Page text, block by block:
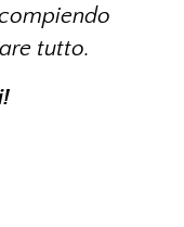
tutto.